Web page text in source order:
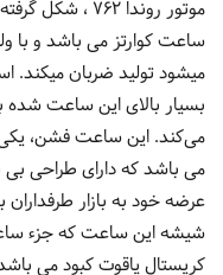
موتور روندا
ساعت کوارتز می باشد و با
میشود تولید ضربان میکند.
بسیار بالای این ساعت
می‌کند. این ساعت فشن،
می باشد که دارای طراحی بی
عرضه خود به بازار
شیشه این ساعت که جزء
کریستال یاقوت کبود می